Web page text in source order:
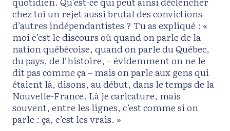
chez toi un rejet aussi brutal des convictions
d’autres indépendantistes ? Tu as expliqué : «
moi c’est le discours où quand on parle de la
nation québécoise, quand on parle du Québec,
du pays, de l’histoire, – évidemment on ne le
dit pas comme ça – mais on parle aux gens qui
étaient là, disons, au début, dans le temps de la
Nouvelle-France. Là je caricature, mais
souvent, entre les lignes, c’est comme si on
parle : ça, c’est les vrais. »